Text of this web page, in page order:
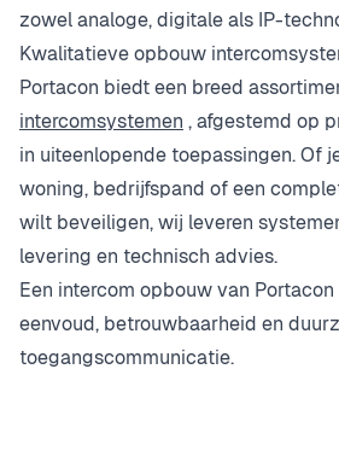
zowel analoge, digitale als IP-
Kwalitatieve opbouw
Portacon biedt een breed
intercomsystemen , afgestemd op
in uiteenlopende toepassingen. Of
woning, bedrijfspand of een
wilt beveiligen, wij leveren
levering en technisch advies.
Een intercom opbouw van
eenvoud, betrouwbaarheid en
toegangscommunicatie.